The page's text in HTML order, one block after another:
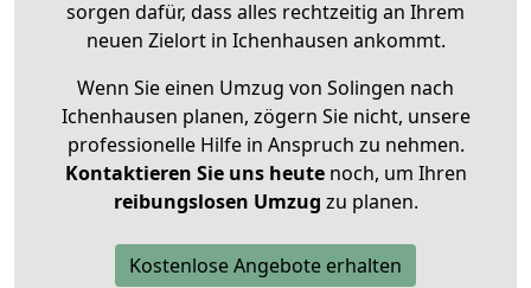
sorgen dafür, dass alles rechtzeitig an Ihrem
neuen Zielort in Ichenhausen ankommt.
Wenn Sie einen Umzug von Solingen nach
Ichenhausen planen, zögern Sie nicht, unsere
professionelle Hilfe in Anspruch zu nehmen.
Kontaktieren Sie uns heutenoch, um Ihren
reibungslosen Umzug zu planen.
Kostenlose Angebote erhalten